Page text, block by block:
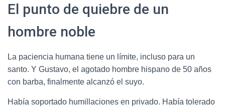
El punto de quiebre de un
hombre noble
La paciencia humana tiene un límite, incluso para un
santo. Y Gustavo, el agotado hombre hispano de 50 años
con barba, finalmente alcanzó el suyo.
Había soportado humillaciones en privado. Había tolerado